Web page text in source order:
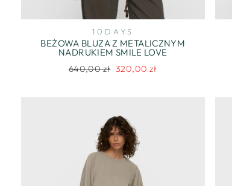
10DAYS
BEŻOWA BLUZA Z METALICZNYM
NADRUKIEM SMILE LOVE
Regularna
640,00 zł Cena
320,00 zł